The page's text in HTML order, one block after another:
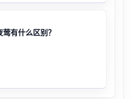
有什么区别？